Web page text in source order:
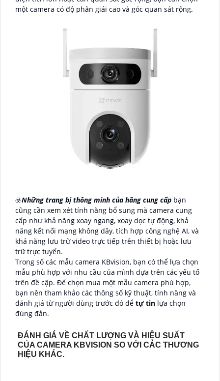
một camera có độ phân giải cao và góc quan sát rộng.
☣️Những trang bị thông minh của hãng cung cấp bạn
cũng cần xem xét tính năng bổ sung mà camera cung
cấp như khả năng xoay ngang, xoay dọc tự động, khả
năng kết nối mạng không dây, tích hợp công nghệ AI, và
khả năng lưu trữ video trực tiếp trên thiết bị hoặc lưu
trữ trực tuyến.
Trong số các mẫu camera KBvision, bạn có thể lựa chọn
mẫu phù hợp với nhu cầu của mình dựa trên các yếu tố
trên đề cập. Để chọn mua một mẫu camera phù hợp,
bạn nên tham khảo các thông số kỹ thuật, tính năng và
đánh giá từ người dùng trước đó để tự tin lựa chọn
đúng đắn.
ĐÁNH GIÁ VỀ CHẤT LƯỢNG VÀ HIỆU SUẤT
CỦA CAMERA KBVISION SO VỚI CÁC THƯƠNG
HIỆU KHÁC.